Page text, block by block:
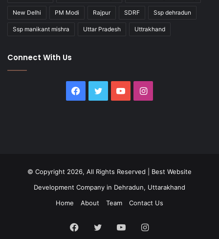
New Delhi PM Modi Rajpur SDRF Ssp dehradun
Ssp manikant mishra Uttar Pradesh Uttrakhand
Connect With Us
Facebook
Twitter YouTubeInstagram
© Copyright 2026, All Rights Reserved | Best Website
Development Company in Dehradun, Uttarakhand
Home
About Team Contact Us
Facebook
Twitter YouTubeInstagram